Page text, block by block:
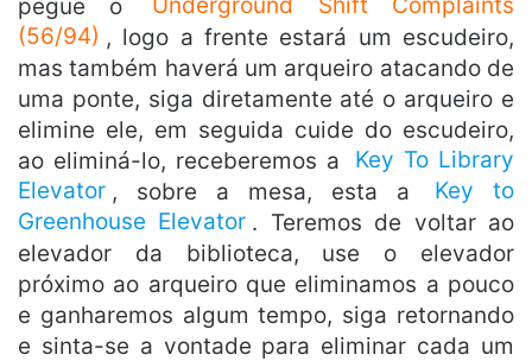
pegue o
Underground Shift Complaints
(56/94) , logo a frente estará um escudeiro,
mas também haverá um arqueiro atacando de
uma ponte, siga diretamente até o arqueiro e
elimine ele, em seguida cuide do escudeiro,
ao eliminá-lo, receberemos a
Key To Library
Elevator , sobre a mesa, esta a
Key to
Greenhouse Elevator . Teremos de voltar ao
elevador da biblioteca, use o elevador
próximo ao arqueiro que eliminamos a pouco
e ganharemos algum tempo, siga retornando
e sinta-se a vontade para eliminar cada um